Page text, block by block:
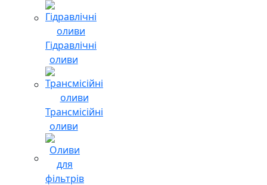
Гідравлічні
оливи
Трансмісійні
оливи